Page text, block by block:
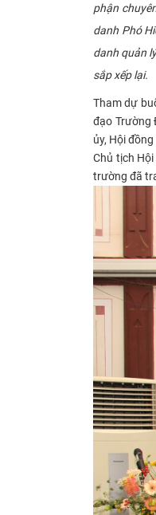
phận
danh Phó
danh quản
sắp xếp lại.
Tham dự
đạo Trường
ủy, Hội
Chủ tịch
trường đã